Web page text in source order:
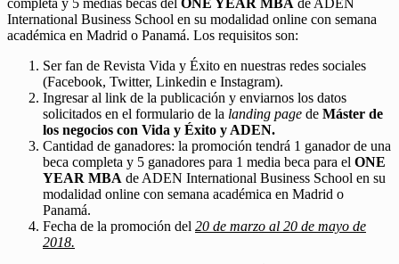
completa y 5 medias becas del ONE YEAR MBA de ADEN
International Business School en su modalidad online con semana
académica en Madrid o Panamá. Los requisitos son:
Ser fan de Revista Vida y Éxito en nuestras redes sociales
(Facebook, Twitter, Linkedin e Instagram).
Ingresar al link de la publicación y enviarnos los datos
solicitados en el formulario de la landing page de Máster de
los negocios con Vida y Éxito y ADEN.
Cantidad de ganadores: la promoción tendrá 1 ganador de una
beca completa y 5 ganadores para 1 media beca para el ONE
YEAR MBA de ADEN International Business School en su
modalidad online con semana académica en Madrid o
Panamá.
Fecha de la promoción del 20 de marzo al 20 de mayo de
2018.